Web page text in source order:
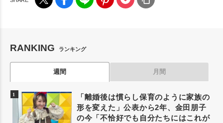
RANKING ランキング
週間 月間
「離婚後は慣らし保育のように家族の
形を変えた」公表から2年、金田朋子
の今「不恰好でも自分たちにはこれが